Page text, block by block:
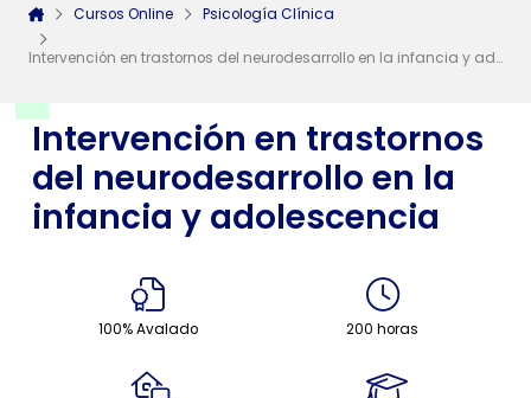
Intervención en trastornos
del neurodesarrollo en la
infancia y adolescencia
100% Avalado 200 horas
Cursos Online Psicología Clínica
Intervención en trastornos del neurodesarrollo en la infancia y adolescencia